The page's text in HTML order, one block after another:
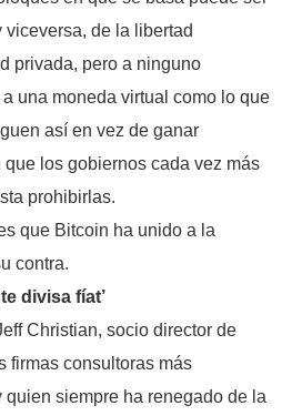
de la libertad
privada, pero a ninguno
una moneda virtual como lo que
así en vez de ganar
los gobiernos cada vez más
prohibirlas.
que Bitcoin ha unido a la
contra.
divisa fíat’
Christian, socio director de
firmas consultoras más
siempre ha renegado de la